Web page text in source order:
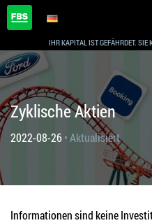
IHR KAPITAL IST GEFÄHRDET. SIE
Zyklische Aktien
2022-08-26• Aktualisiert
Informationen sind keine